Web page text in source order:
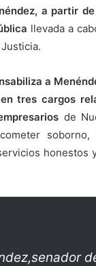
a partir
llevada a
a
tres cargos
de
soborno,
honestos